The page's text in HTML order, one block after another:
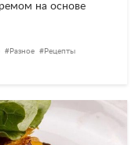
на основе
Разное
Рецепты